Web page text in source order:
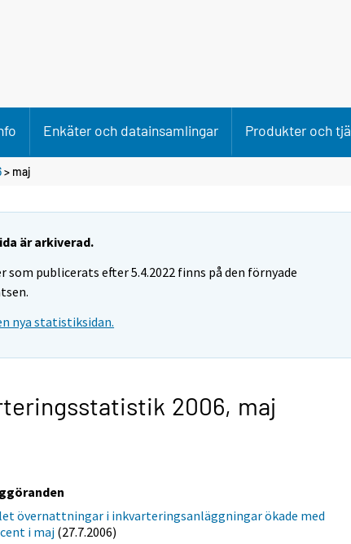
Enkäter och datainsamlingar Produkter och tjä
> maj
är arkiverad.
som publicerats efter 5.4.2022 finns på den förnyade
nya statistiksidan.
2006, maj
övernattningar i inkvarteringsanläggningar ökade med
i maj(27.7.2006)